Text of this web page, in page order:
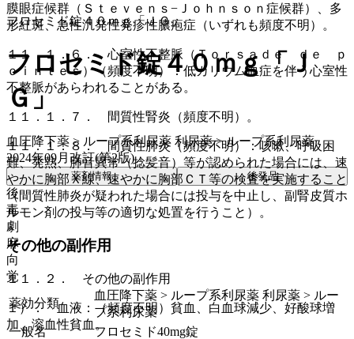
膜眼症候群（Ｓｔｅｖｅｎｓ−Ｊｏｈｎｓｏｎ症候群）、多
形紅斑、急性汎発性発疹性膿疱症（いずれも頻度不明）。
１１．１．６． 心室性不整脈（Ｔｏｒｓａｄｅ ｄｅ ｐ
ｏｉｎｔｅｓ）（頻度不明）：低カリウム血症を伴う心室性
不整脈があらわれることがある。
１１．１．７． 間質性腎炎（頻度不明）。
１１．１．８． 間質性肺炎（頻度不明）：咳嗽、呼吸困
難、発熱、肺音異常（捻髪音）等が認められた場合には、速
やかに胸部Ｘ線、速やかに胸部ＣＴ等の検査を実施すること
（間質性肺炎が疑われた場合には投与を中止し、副腎皮質ホ
ルモン剤の投与等の適切な処置を行うこと）。
その他の副作用
１１．２． その他の副作用
１）． 血液：（頻度不明）貧血、白血球減少、好酸球増
加、溶血性貧血。
フロセミド錠４０ｍｇ「ＪＧ」
フロセミド錠４０ｍｇ「Ｊ
Ｇ」
血圧降下薬 > ループ系利尿薬 利尿薬 > ループ系利尿薬
2024年09月改訂(第2版)
薬剤情報 後発品
後
毒
劇
麻
向
覚
薬効分類
血圧降下薬 > ループ系利尿薬 利尿薬 > ルー
プ系利尿薬
一般名
フロセミド40mg錠